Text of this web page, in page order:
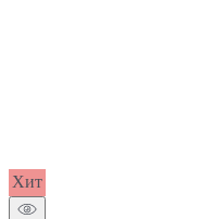
Хит